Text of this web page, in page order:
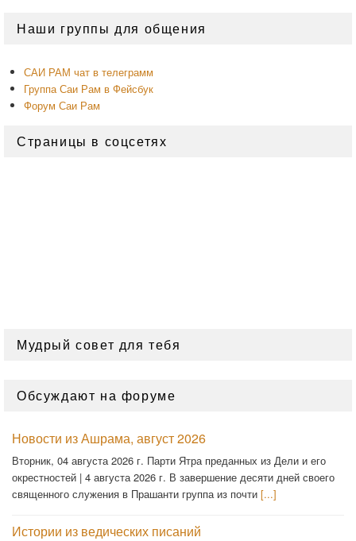
основной
Наши группы для общения
САИ РАМ чат в телеграмм
Группа Саи Рам в Фейсбук
Форум Саи Рам
Страницы в соцсетях
Мудрый совет для тебя
Обсуждают на форуме
Новости из Ашрама, август 2026
Вторник, 04 августа 2026 г. Парти Ятра преданных из Дели и его
окрестностей | 4 августа 2026 г. В завершение десяти дней своего
священного служения в Прашанти группа из почти [...]
Истории из ведических писаний